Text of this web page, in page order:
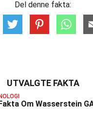
Del denne fakta:
UTVALGTE FAKTA
Om Wasserstein